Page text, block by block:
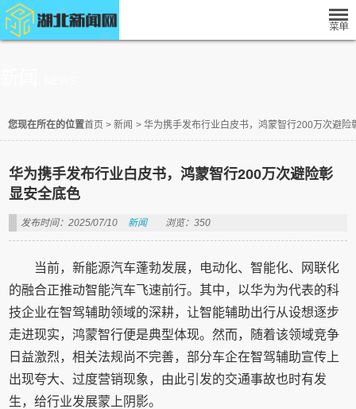
您现在所在的位置首页 > 新闻 > 华为携手发布行业白皮书，鸿蒙智行200万次避险
华为携手发布行业白皮书，鸿蒙智行200万次避险彰
显安全底色
发布时间：2025/07/10 新闻 浏览：350
当前，新能源汽车蓬勃发展，电动化、智能化、网联化
的融合正推动智能汽车飞速前行。其中，以华为为代表的科
技企业在智驾辅助领域的深耕，让智能辅助出行从设想逐步
走进现实，鸿蒙智行便是典型体现。然而，随着该领域竞争
日益激烈，相关法规尚不完善，部分车企在智驾辅助宣传上
出现夸大、过度营销现象，由此引发的交通事故也时有发
生，给行业发展蒙上阴影。